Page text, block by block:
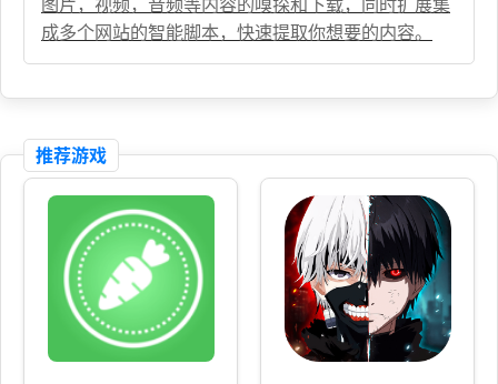
成多个网站的智能脚本，快速提取你想要的内容。
推荐游戏